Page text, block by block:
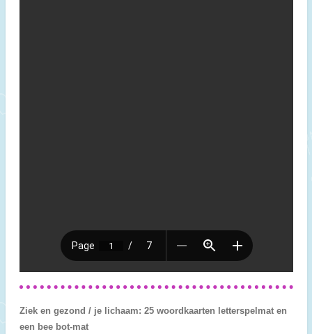
Ziek en gezond / je lichaam: 25 woordkaarten letterspelmat en
een bee bot-mat